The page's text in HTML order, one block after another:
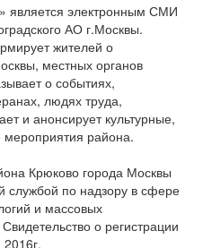
является электронным СМИ
АО г.Москвы.
жителей о
местных органов
о событиях,
людях труда,
и анонсирует культурные,
мероприятия района.
Крюково города Москвы
службой по надзору в сфере
и массовых
о регистрации